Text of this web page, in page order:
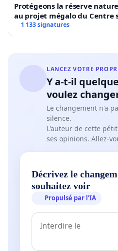
Protégeons la réserve
au projet mégalo du Centre
1 133 signatures
LANCEZ VOTRE
Y a-t-il
voulez
Le changement n'a
silence.
L'auteur de cette
ses opinions. Allez-
Décrivez le
souhaitez voir
Propulsé par l’IA